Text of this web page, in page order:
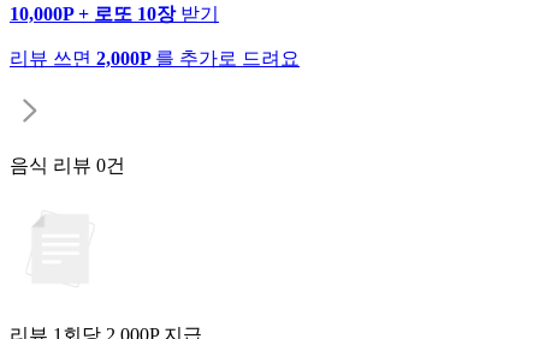
10,000P + 로또 10장 받기
리뷰 쓰면 2,000P 를 추가로 드려요
음식 리뷰 0건
리뷰 1회당 2,000P 지급